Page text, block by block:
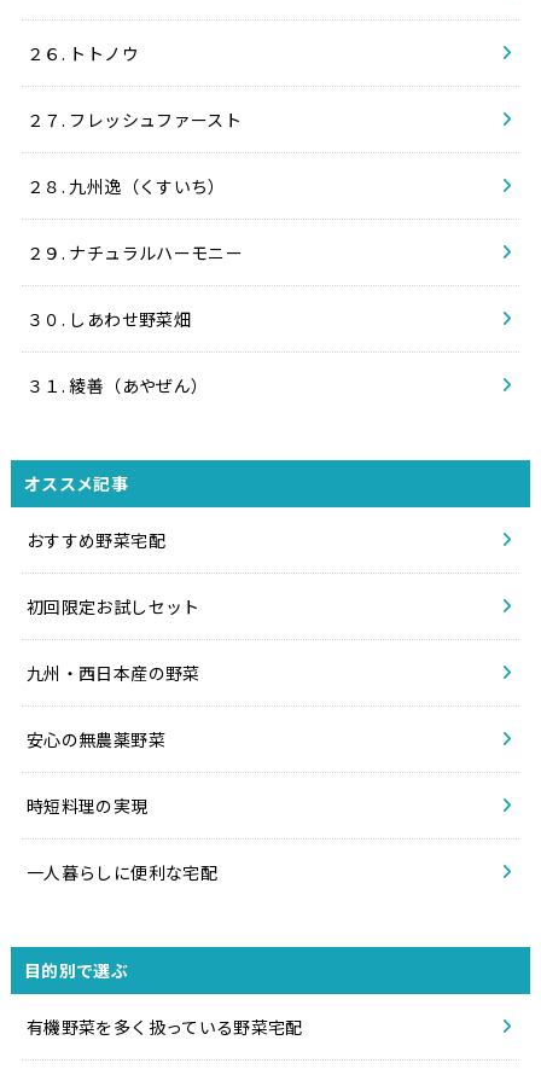
２６. トトノウ
２７. フレッシュファースト
２８. 九州逸（くすいち）
２９. ナチュラルハーモニー
３０. しあわせ野菜畑
３１. 綾善（あやぜん）
オススメ記事
おすすめ野菜宅配
初回限定お試しセット
九州・西日本産の野菜
安心の無農薬野菜
時短料理の実現
一人暮らしに便利な宅配
目的別で選ぶ
有機野菜を多く扱っている野菜宅配